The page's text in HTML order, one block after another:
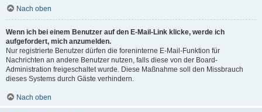
Nach oben
Wenn ich bei einem Benutzer auf den E-Mail-Link klicke, werde ich
aufgefordert, mich anzumelden.
Nur registrierte Benutzer dürfen die foreninterne E-Mail-Funktion für
Nachrichten an andere Benutzer nutzen, falls diese von der Board-
Administration freigeschaltet wurde. Diese Maßnahme soll den Missbrauch
dieses Systems durch Gäste verhindern.
Nach oben